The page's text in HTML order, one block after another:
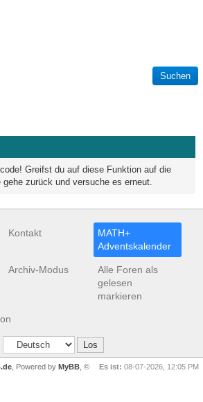
Greifst du auf diese Funktion auf die
zurück und versuche es erneut.
Kontakt
MATH+
Adventskalender
Archiv-Modus
Alle Foren als
gelesen
markieren
Es ist: 08-07-2026, 12:05 PM
, Powered by MyBB , ©